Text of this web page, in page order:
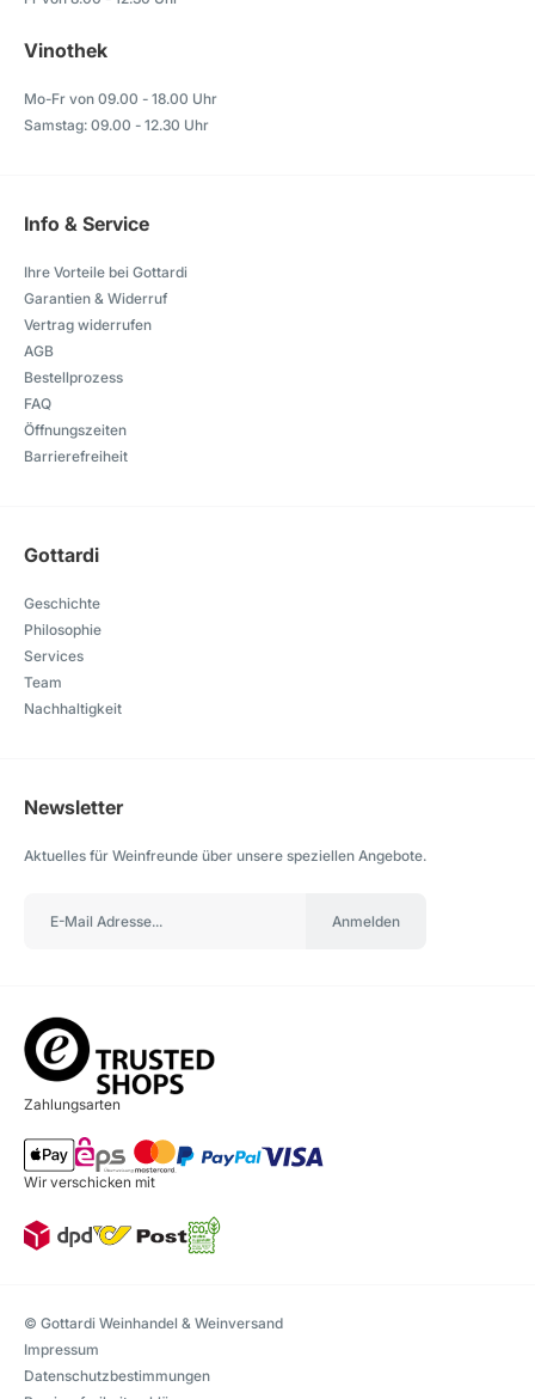
Vinothek
Mo-Fr von 09.00 - 18.00 Uhr
Samstag: 09.00 - 12.30 Uhr
Info & Service
Ihre Vorteile bei Gottardi
Garantien & Widerruf
Vertrag widerrufen
AGB
Bestellprozess
FAQ
Öffnungszeiten
Barrierefreiheit
Gottardi
Geschichte
Philosophie
Services
Team
Nachhaltigkeit
Newsletter
Aktuelles für Weinfreunde über unsere speziellen Angebote.
Anmelden
Zahlungsarten
Wir verschicken mit
© Gottardi Weinhandel & Weinversand
Impressum
Datenschutzbestimmungen